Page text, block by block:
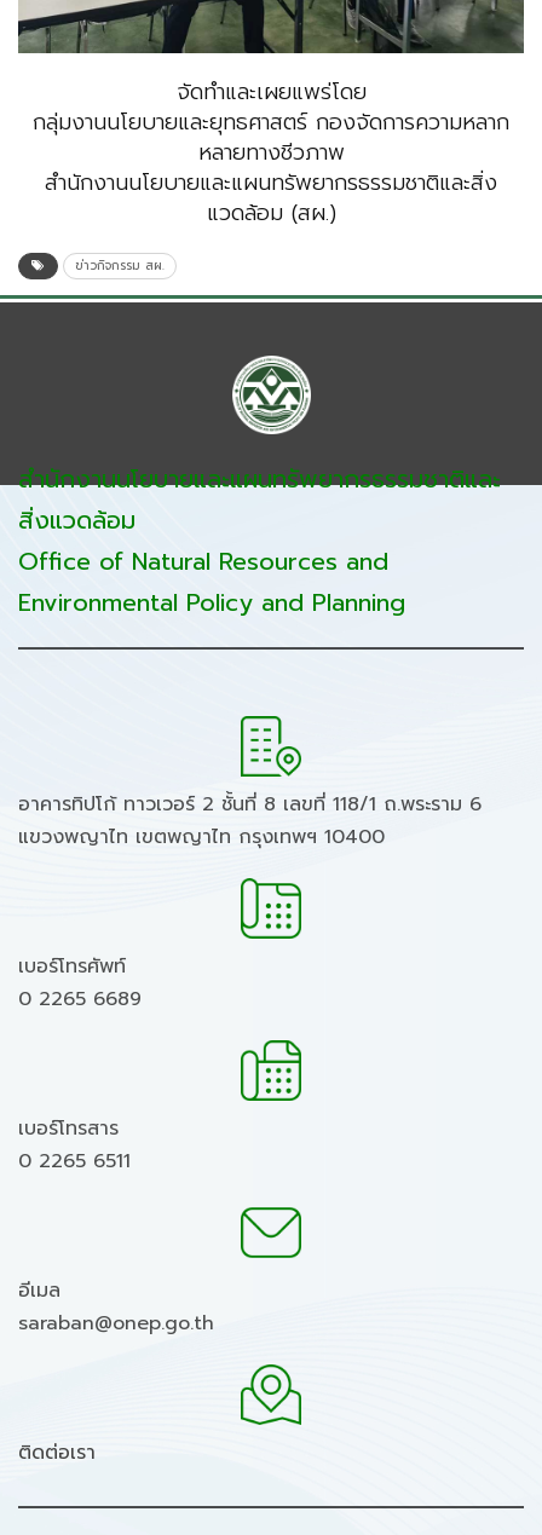
จัดทำและเผยแพร่โดย
กลุ่มงานนโยบายและยุทธศาสตร์ กองจัดการความหลาก
หลายทางชีวภาพ
สำนักงานนโยบายและแผนทรัพยากรธรรมชาติและสิ่ง
แวดล้อม (สผ.)
ข่าวกิจกรรม สผ.
สำนักงานนโยบายและแผนทรัพยากรธรรมชาติและ
สิ่งแวดล้อม
Office of Natural Resources and
Environmental Policy and Planning
อาคารทิปโก้ ทาวเวอร์ 2 ชั้นที่ 8 เลขที่ 118/1 ถ.พระราม 6
แขวงพญาไท เขตพญาไท กรุงเทพฯ 10400
เบอร์โทรศัพท์
0 2265 6689
เบอร์โทรสาร
0 2265 6511
อีเมล
saraban@onep.go.th
ติดต่อเรา